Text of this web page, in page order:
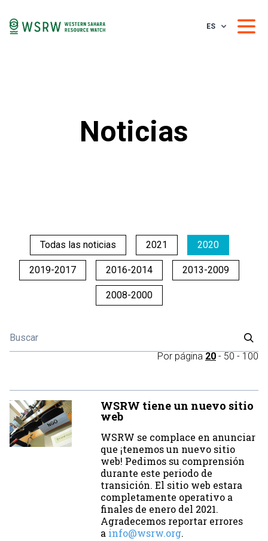
ES
Noticias
Todas las noticias 2021 2020
2019-2017 2016-2014 2013-2009
2008-2000
Por página 20 - 50 - 100
WSRW tiene un nuevo sitio
web
WSRW se complace en anunciar
que ¡tenemos un nuevo sitio
web! Pedimos su comprensión
durante este periodo de
transición. El sitio web estara
completamente operativo a
finales de enero del 2021.
Agradecemos reportar errores
a info@wsrw.org.